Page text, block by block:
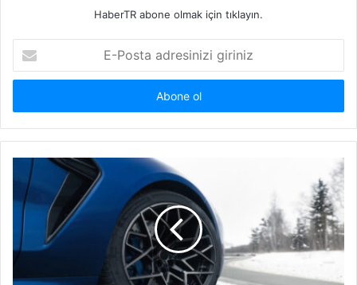
HaberTR abone olmak için tıklayın.
Posta
adresinizi